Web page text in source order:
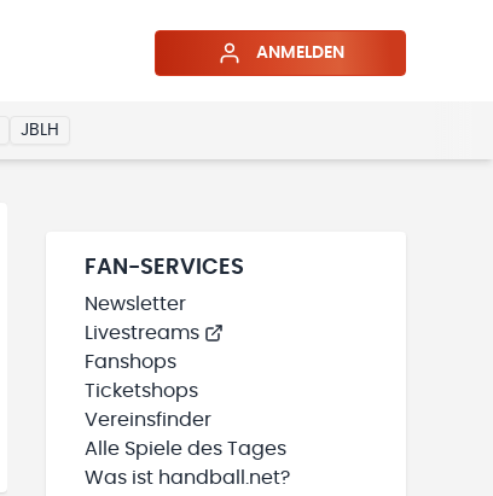
ANMELDEN
JBLH
FAN-SERVICES
Newsletter
Livestreams
Fanshops
Ticketshops
Vereinsfinder
Alle Spiele des Tages
Was ist handball.net?